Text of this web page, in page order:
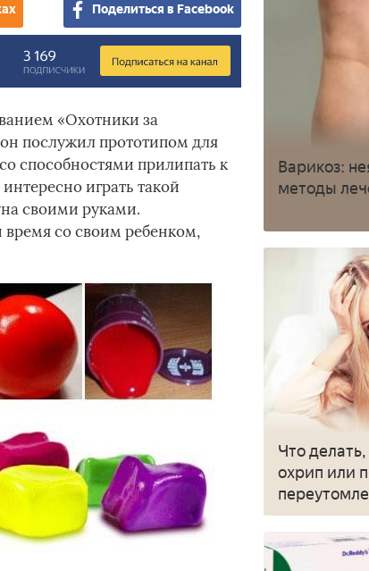
Поделиться в Facebook
«Охотники за
послужил прототипом для
способностями прилипать к
играть такой
своими руками.
время со своим ребенком,
Варикоз:
методы
Что
охрип или